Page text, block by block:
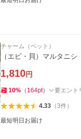
チャーム（ペット）
（エビ・貝）マルタニ
1,810円
10% （ 164pt） 要エント
4.33（3件）
最短明日お届け